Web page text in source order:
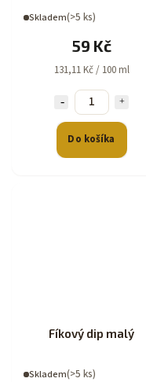
Skladem(>5 ks)
59 Kč
131,11 Kč / 100 ml
Do košíka
Fíkový dip malý
Skladem(>5 ks)